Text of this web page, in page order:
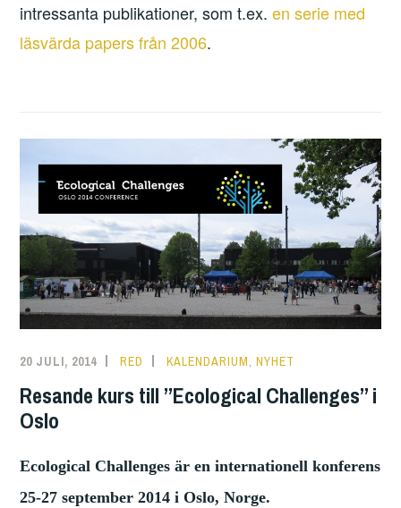
intressanta publikationer, som t.ex.en serie med
läsvärda papers från 2006.
20 JULI, 2014 RED KALENDARIUM,NYHET
Resande kurs till ”Ecological Challenges” i
Oslo
Ecological Challenges är en internationell konferens
25-27 september 2014 i Oslo, Norge.